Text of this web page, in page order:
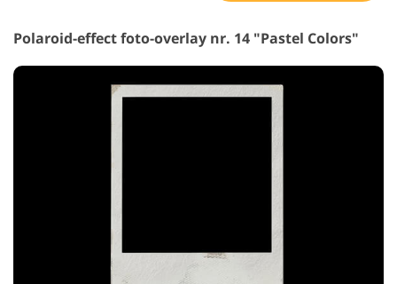
Polaroid-effect foto-overlay nr. 14 "Pastel Colors"